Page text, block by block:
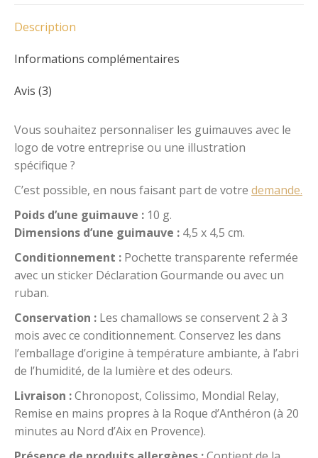
vos plus beaux événements : Mariage, Baptême…
Pour la personnalisation :
par les étapes indiquées ci-dessous !
Chamallows personnalisés,Ruban
UGS :0018-aucuneillustration
Description
Informations complémentaires
Avis (3)
Vous souhaitez personnaliser les guimauves avec le
logo de votre entreprise ou une illustration
spécifique ?
C’est possible, en nous faisant part de votre demande.
Poids d’une guimauve : 10 g.
Dimensions d’une guimauve : 4,5 x 4,5 cm.
Conditionnement : Pochette transparente refermée
avec un sticker Déclaration Gourmande ou avec un
ruban.
Conservation : Les chamallows se conservent 2 à 3
mois avec ce conditionnement. Conservez les dans
l’emballage d’origine à température ambiante, à l’abri
de l’humidité, de la lumière et des odeurs.
Livraison :Chronopost, Colissimo, Mondial Relay,
Remise en mains propres à la Roque d’Anthéron (à 20
minutes au Nord d’Aix en Provence).